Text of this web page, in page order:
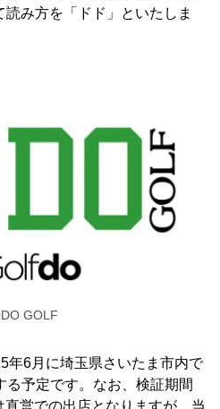
み方を「ドド」といたしま
GOLF
年6月に埼玉県さいたま市内で
る予定です。なお、検証期間
営での出店となりますが、当